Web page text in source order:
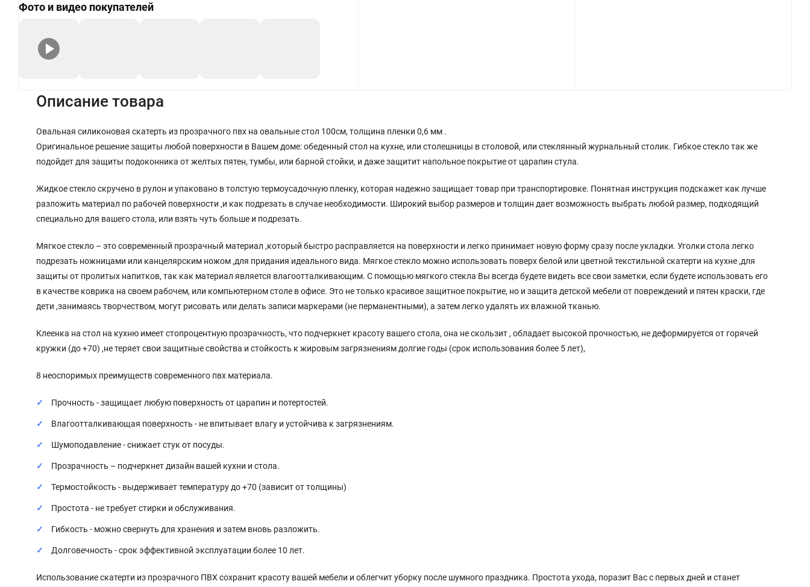
Фото и видео покупателей
Описание товара
Овальная силиконовая скатерть из прозрачного пвх на овальные стол 100см, толщина пленки 0,6 мм .
Оригинальное решение защиты любой поверхности в Вашем доме: обеденный стол на кухне, или столешницы в столовой, или стеклянный журнальный столик. Гибкое стекло так же
подойдет для защиты подоконника от желтых пятен, тумбы, или барной стойки, и даже защитит напольное покрытие от царапин стула.
Жидкое стекло скручено в рулон и упаковано в толстую термоусадочную пленку, которая надежно защищает товар при транспортировке. Понятная инструкция подскажет как лучше
разложить материал по рабочей поверхности ,и как подрезать в случае необходимости. Широкий выбор размеров и толщин дает возможность выбрать любой размер, подходящий
специально для вашего стола, или взять чуть больше и подрезать.
Мягкое стекло – это современный прозрачный материал ,который быстро расправляется на поверхности и легко принимает новую форму сразу после укладки. Уголки стола легко
подрезать ножницами или канцелярским ножом ,для придания идеального вида. Мягкое стекло можно использовать поверх белой или цветной текстильной скатерти на кухне ,для
защиты от пролитых напитков, так как материал является влагоотталкивающим. С помощью мягкого стекла Вы всегда будете видеть все свои заметки, если будете использовать его
в качестве коврика на своем рабочем, или компьютерном столе в офисе. Это не только красивое защитное покрытие, но и защита детской мебели от повреждений и пятен краски, где
дети ,занимаясь творчеством, могут рисовать или делать записи маркерами (не перманентными), а затем легко удалять их влажной тканью.
Клеенка на стол на кухню имеет стопроцентную прозрачность, что подчеркнет красоту вашего стола, она не скользит , обладает высокой прочностью, не деформируется от горячей
кружки (до +70) ,не теряет свои защитные свойства и стойкость к жировым загрязнениям долгие годы (срок использования более 5 лет),
8 неоспоримых преимуществ современного пвх материала.
Прочность - защищает любую поверхность от царапин и потертостей.
Влагоотталкивающая поверхность - не впитывает влагу и устойчива к загрязнениям.
Шумоподавление - снижает стук от посуды.
Прозрачность – подчеркнет дизайн вашей кухни и стола.
Термостойкость - выдерживает температуру до +70 (зависит от толщины)
Простота - не требует стирки и обслуживания.
Гибкость - можно свернуть для хранения и затем вновь разложить.
Долговечность - срок эффективной эксплуатации более 10 лет.
Использование скатерти из прозрачного ПВХ сохранит красоту вашей мебели и облегчит уборку после шумного праздника. Простота ухода, поразит Вас с первых дней и станет